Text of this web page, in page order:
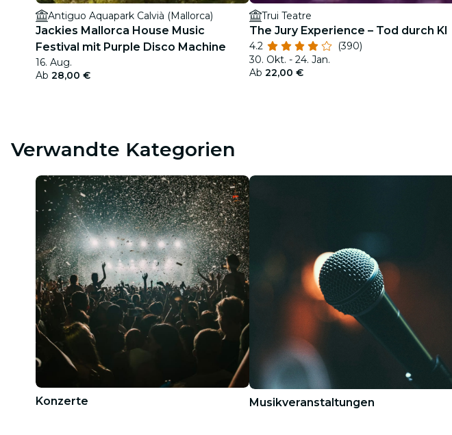
Antiguo Aquapark Calvià (Mallorca)
Jackies Mallorca House Music
Festival mit Purple Disco Machine
16. Aug.
Ab 28,00 €
Trui Teatre
The Jury Experience – Tod durch KI
4.2
(390)
30. Okt. - 24. Jan.
Ab 22,00 €
Verwandte Kategorien
Konzerte Musikveranstaltungen